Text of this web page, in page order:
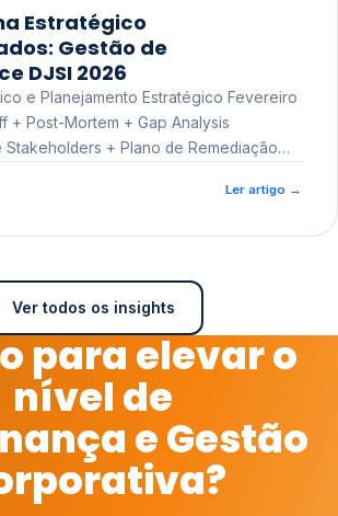
Estratégico
Gestão de
DJSI 2026
e Planejamento Estratégico Fevereiro
+ Post-Mortem + Gap Analysis
Stakeholders + Plano de Remediação
Ler artigo →
Ver todos os insights
para elevar o
nível de
e Gestão